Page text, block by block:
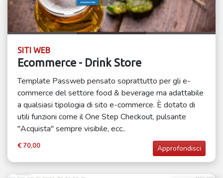
SITI WEB
Ecommerce - Drink Store
Template Passweb pensato soprattutto per gli e-
commerce del settore food & beverage ma adattabile
a qualsiasi tipologia di sito e-commerce. È dotato di
utili funzioni come il One Step Checkout, pulsante
"Acquista" sempre visibile, ecc..
€ 70,00 Approfondisci